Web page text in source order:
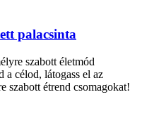
palacsinta
szabott életmód
a célod, látogass el az
szabott étrend csomagokat!